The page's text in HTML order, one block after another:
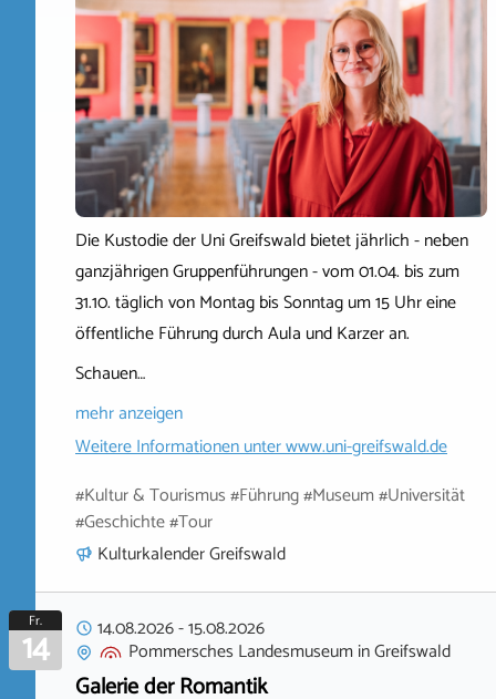
Die Kustodie der Uni Greifswald bietet jährlich - neben
ganzjährigen Gruppenführungen - vom 01.04. bis zum
31.10. täglich von Montag bis Sonntag um 15 Uhr eine
öffentliche Führung durch Aula und Karzer an.
Schauen…
mehr anzeigen
Weitere Informationen unterwww.uni-greifswald.de
#Kultur & Tourismus #Führung #Museum #Universität
#Geschichte #Tour
Kulturkalender Greifswald
Fr.
14 14.08.2026-15.08.2026
Pommersches LandesmuseuminGreifswald
Galerie der Romantik